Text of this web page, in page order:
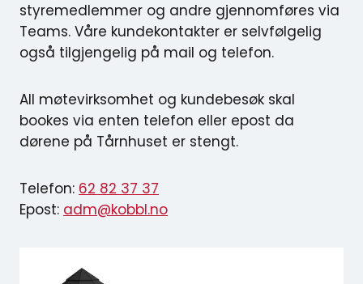
styremedlemmer og andre gjennomføres via
Teams. Våre kundekontakter er selvfølgelig
også tilgjengelig på mail og telefon.
All møtevirksomhet og kundebesøk skal
bookes via enten telefon eller epost da
dørene på Tårnhuset er stengt.
Telefon: 62 82 37 37
Epost: adm@kobbl.no